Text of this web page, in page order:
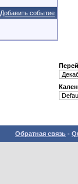
Добавить событие
Обратная связь -